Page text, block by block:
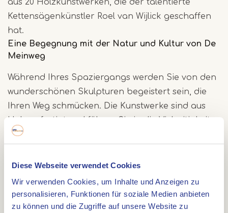
Diese Webseite verwendet Cookies
Wir verwenden Cookies, um Inhalte und Anzeigen zu
personalisieren, Funktionen für soziale Medien anbieten
zu können und die Zugriffe auf unsere Website zu
aus 20 Holzkunstwerken, die der talentierte
Kettensägenkünstler Roel van Wijlick geschaffen
hat.
Eine Begegnung mit der Natur und Kultur von De
Meinweg
Während Ihres Spaziergangs werden Sie von den
wunderschönen Skulpturen begeistert sein, die
Ihren Weg schmücken. Die Kunstwerke sind aus
und Schönheit der Natur dieser Gegend ein.
Wildschweins, die die reiche Fauna von De
Meinweg symbolisieren. Darüber hinaus werden
auch historische Elemente thematisiert, etwa die
Eisenzeit, die Beatrix-Mine, der Eiserne Rhein und